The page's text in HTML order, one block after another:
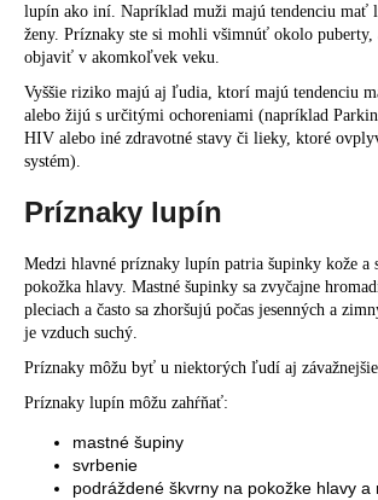
lupín ako iní. Napríklad muži majú tendenciu mať
ženy. Príznaky ste si mohli všimnúť okolo puberty,
objaviť v akomkoľvek veku.
Vyššie riziko majú aj ľudia, ktorí majú tendenciu
alebo žijú s určitými ochoreniami (napríklad
HIV alebo iné zdravotné stavy či lieky, ktoré
systém).
Príznaky lupín
Medzi hlavné príznaky lupín patria šupinky kože a
pokožka hlavy. Mastné šupinky sa zvyčajne
pleciach a často sa zhoršujú počas jesenných a
je vzduch suchý.
Príznaky môžu byť u niektorých ľudí aj závažnejšie.
Príznaky lupín môžu zahŕňať:
mastné šupiny
svrbenie
podráždené škvrny na pokožke hlavy a